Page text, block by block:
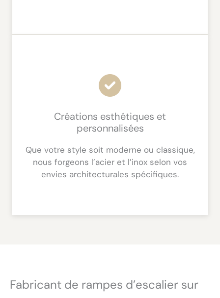
Créations esthétiques et
personnalisées
Que votre style soit moderne ou classique,
nous forgeons l’acier et l’inox selon vos
envies architecturales spécifiques.
Fabricant de rampes d’escalier sur